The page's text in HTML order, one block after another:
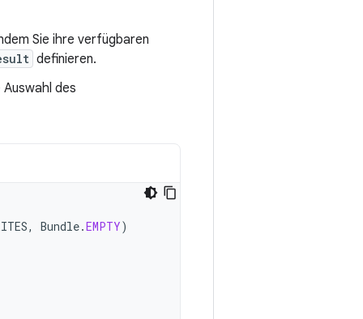
Sie ihre verfügbaren
definieren.
des
, Bundle.EMPTY)